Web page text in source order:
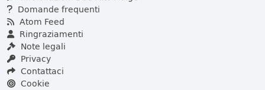
Domande frequenti
Atom Feed
Ringraziamenti
Note legali
Privacy
Contattaci
Cookie